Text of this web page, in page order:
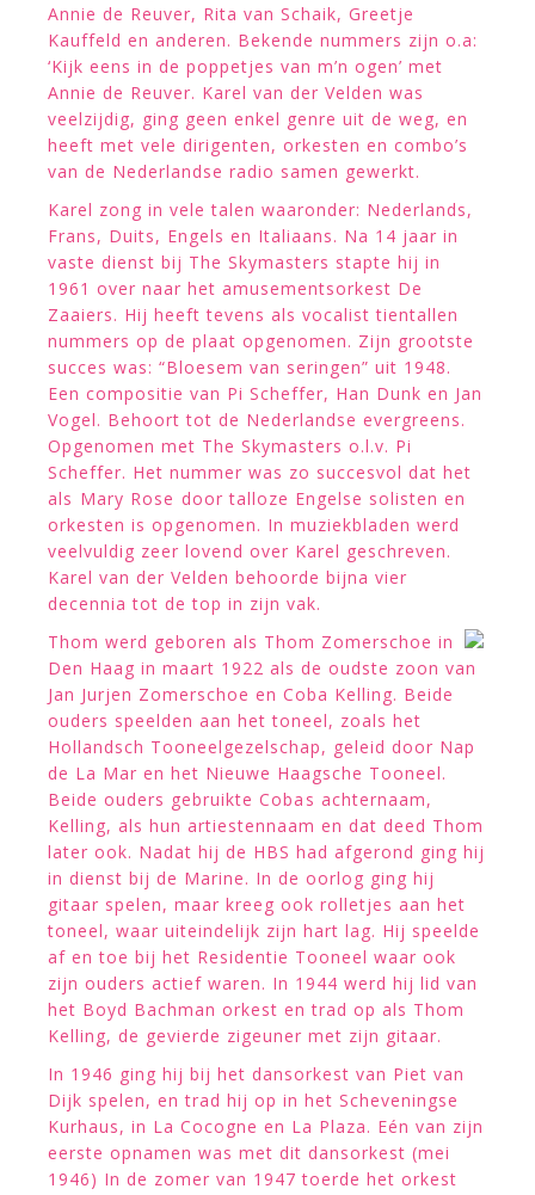
Annie de Reuver, Rita van Schaik, Greetje
Kauffeld en anderen. Bekende nummers zijn o.a:
‘Kijk eens in de poppetjes van m’n ogen’ met
Annie de Reuver. Karel van der Velden was
veelzijdig, ging geen enkel genre uit de weg, en
heeft met vele dirigenten, orkesten en combo’s
van de Nederlandse radio samen gewerkt.
Karel zong in vele talen waaronder: Nederlands,
Frans, Duits, Engels en Italiaans. Na 14 jaar in
vaste dienst bij The Skymasters stapte hij in
1961 over naar het amusementsorkest De
Zaaiers. Hij heeft tevens als vocalist tientallen
nummers op de plaat opgenomen. Zijn grootste
succes was: “Bloesem van seringen” uit 1948.
Een compositie van Pi Scheffer, Han Dunk en Jan
Vogel. Behoort tot de Nederlandse evergreens.
Opgenomen met The Skymasters o.l.v. Pi
Scheffer. Het nummer was zo succesvol dat het
als Mary Rose door talloze Engelse solisten en
orkesten is opgenomen. In muziekbladen werd
veelvuldig zeer lovend over Karel geschreven.
Karel van der Velden behoorde bijna vier
decennia tot de top in zijn vak.
Thom werd geboren als Thom Zomerschoe in
Den Haag in maart 1922 als de oudste zoon van
Jan Jurjen Zomerschoe en Coba Kelling. Beide
ouders speelden aan het toneel, zoals het
Hollandsch Tooneelgezelschap, geleid door Nap
de La Mar en het Nieuwe Haagsche Tooneel.
Beide ouders gebruikte Cobas achternaam,
Kelling, als hun artiestennaam en dat deed Thom
later ook. Nadat hij de HBS had afgerond ging hij
in dienst bij de Marine. In de oorlog ging hij
gitaar spelen, maar kreeg ook rolletjes aan het
toneel, waar uiteindelijk zijn hart lag. Hij speelde
af en toe bij het Residentie Tooneel waar ook
zijn ouders actief waren. In 1944 werd hij lid van
het Boyd Bachman orkest en trad op als Thom
Kelling, de gevierde zigeuner met zijn gitaar.
In 1946 ging hij bij het dansorkest van Piet van
Dijk spelen, en trad hij op in het Scheveningse
Kurhaus, in La Cocogne en La Plaza. Eén van zijn
eerste opnamen was met dit dansorkest (mei
1946) In de zomer van 1947 toerde het orkest